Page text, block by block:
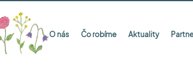
O nás Čo robíme Aktuality